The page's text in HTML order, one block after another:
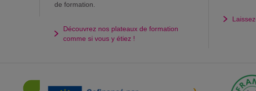
de formation.
Découvrez nos plateaux de formation
comme si vous y étiez !